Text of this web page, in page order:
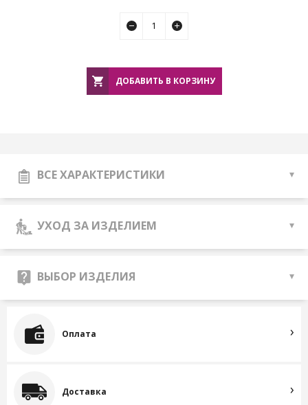
ДОБАВИТЬ В КОРЗИНУ
ВСЕ ХАРАКТЕРИСТИКИ
УХОД ЗА ИЗДЕЛИЕМ
ВЫБОР ИЗДЕЛИЯ
Оплата
Доставка